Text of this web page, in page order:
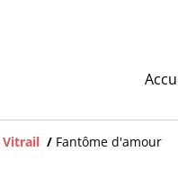
Vitrail / Fantôme d'amour